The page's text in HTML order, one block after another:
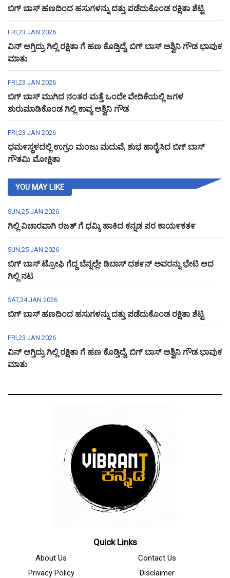
ಬಿಗ್ ಬಾಸ್ ಹಣದಿಂದ ಹಸುಗಳನ್ನು ದತ್ತು ಪಡೆದುಕೊಂಡ ರಕ್ಷಿತಾ ಶೆಟ್ಟಿ
FRI,23 JAN 2026
ವಿನ್ ಆಗ್ತಿದ್ರು ಗಿಲ್ಲಿ ರಕ್ಷಿತಾ ಗೆ ಹಣ ಕೊಡ್ತಿದ್ದೆ, ಬಿಗ್ ಬಾಸ್ ಅಶ್ವಿನಿ ಗೌಡ ಭಾವುಕ
ಮಾತು
FRI,23 JAN 2026
ಬಿಗ್ ಬಾಸ್ ಮುಗಿದ ನಂತರ ಮತ್ತೆ ಒಂದೇ ವೇದಿಕೆಯಲ್ಲಿ ಜಗಳ
ಶುರುಮಾಡಿಕೊಂಡ ಗಿಲ್ಲಿ ಕಾವ್ಯ ಅಶ್ವಿನಿ ಗೌಡ
FRI,23 JAN 2026
ಧಮ೯ಸ್ಥಳದಲ್ಲಿ ಉಗ್ರಂ ಮಂಜು ಮದುವೆ, ಶುಭ ಹಾರೈಸಿದ ಬಿಗ್ ಬಾಸ್
ಗೌತಮಿ ಮೋಕ್ಷಿತಾ
YOU MAY LIKE
SUN,25 JAN 2026
ಗಿಲ್ಲಿ ವಿಚಾರವಾಗಿ ರಜತ್ ಗೆ ಧಮ್ಕಿ ಹಾಕಿದ ಕನ್ನಡ ಪರ ಕಾಯ೯ಕತ೯
SUN,25 JAN 2026
ಬಿಗ್ ಬಾಸ್ ಟ್ರೋಫಿ ಗೆದ್ದ ಬೆನ್ನಲ್ಲೇ ಡಿಬಾಸ್ ದಶ೯ನ್ ಅವರನ್ನು ಭೇಟಿ ಆದ
ಗಿಲ್ಲಿ ನಟ
SAT,24 JAN 2026
ಬಿಗ್ ಬಾಸ್ ಹಣದಿಂದ ಹಸುಗಳನ್ನು ದತ್ತು ಪಡೆದುಕೊಂಡ ರಕ್ಷಿತಾ ಶೆಟ್ಟಿ
FRI,23 JAN 2026
ವಿನ್ ಆಗ್ತಿದ್ರು ಗಿಲ್ಲಿ ರಕ್ಷಿತಾ ಗೆ ಹಣ ಕೊಡ್ತಿದ್ದೆ, ಬಿಗ್ ಬಾಸ್ ಅಶ್ವಿನಿ ಗೌಡ ಭಾವುಕ
ಮಾತು
Quick Links
About Us
Contact Us
Privacy Policy
Disclaimer